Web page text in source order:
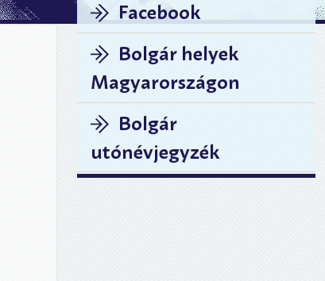
Facebook
Bolgár helyek
Magyarországon
Bolgár
utónévjegyzék